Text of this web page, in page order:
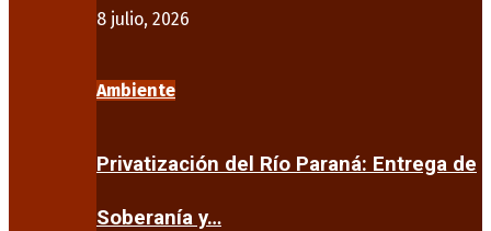
8 julio, 2026
Ambiente
Privatización del Río Paraná: Entrega de
Soberanía y…